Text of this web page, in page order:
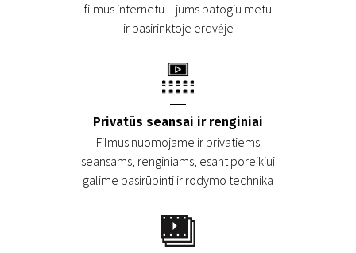
filmus internetu – jums patogiu metu
ir pasirinktoje erdvėje
Privatūs seansai ir renginiai
Filmus nuomojame ir privatiems
seansams, renginiams, esant poreikiui
galime pasirūpinti ir rodymo technika